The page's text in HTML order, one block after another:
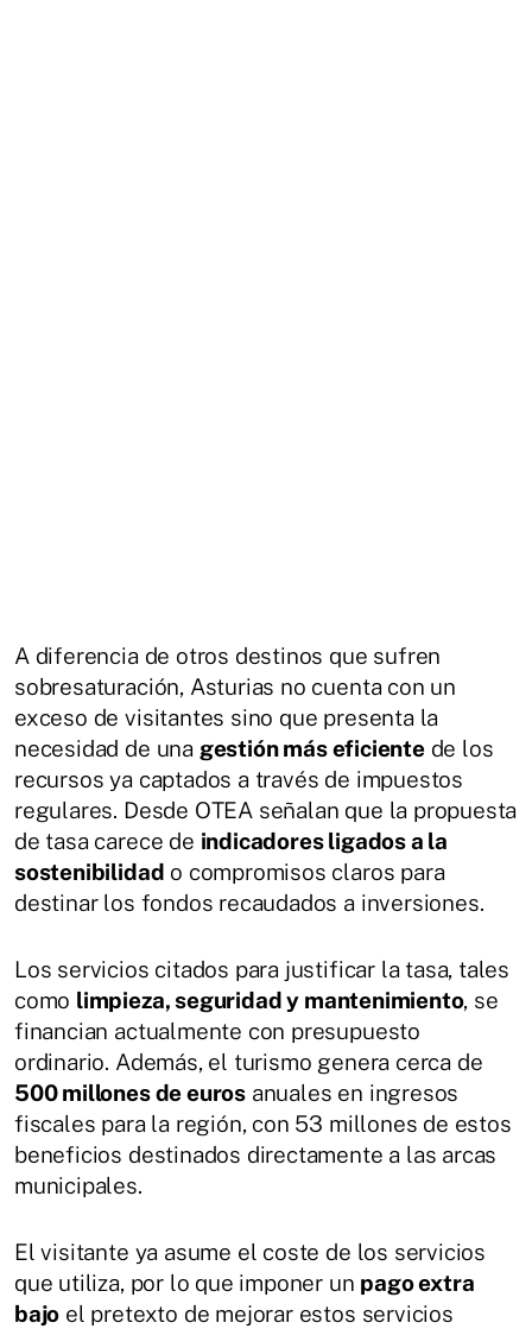
A diferencia de otros destinos que sufren
sobresaturación, Asturias no cuenta con un
exceso de visitantes sino que presenta la
necesidad de una gestión más eficientede los
recursos ya captados a través de impuestos
regulares. Desde OTEA señalan que la propuesta
de tasa carece de indicadores ligados a la
sostenibilidad o compromisos claros para
destinar los fondos recaudados a inversiones.
Los servicios citados para justificar la tasa, tales
como limpieza, seguridad y mantenimiento, se
financian actualmente con presupuesto
ordinario. Además, el turismo genera cerca de
500 millones de euros anuales en ingresos
fiscales para la región, con 53 millones de estos
beneficios destinados directamente a las arcas
municipales.
El visitante ya asume el coste de los servicios
que utiliza, por lo que imponer un pago extra
bajo el pretexto de mejorar estos servicios